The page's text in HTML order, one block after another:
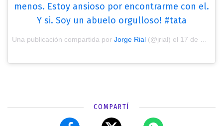
menos. Estoy ansioso por encontrarme con el.
Y si. Soy un abuelo orgulloso! #tata
Una publicación compartida por Jorge Rial (@jrial) el 17 de Ene de 2019 a las 12:37 PST
COMPARTÍ